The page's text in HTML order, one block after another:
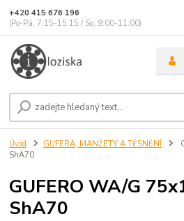
+420 415 676 196
(Po-Pá, 7:15-15:15 / So, 9:00-11:00)
Úvod GUFERA, MANŽETY A TĚSNĚNÍ
ShA70
GUFERO WA/G
ShA70